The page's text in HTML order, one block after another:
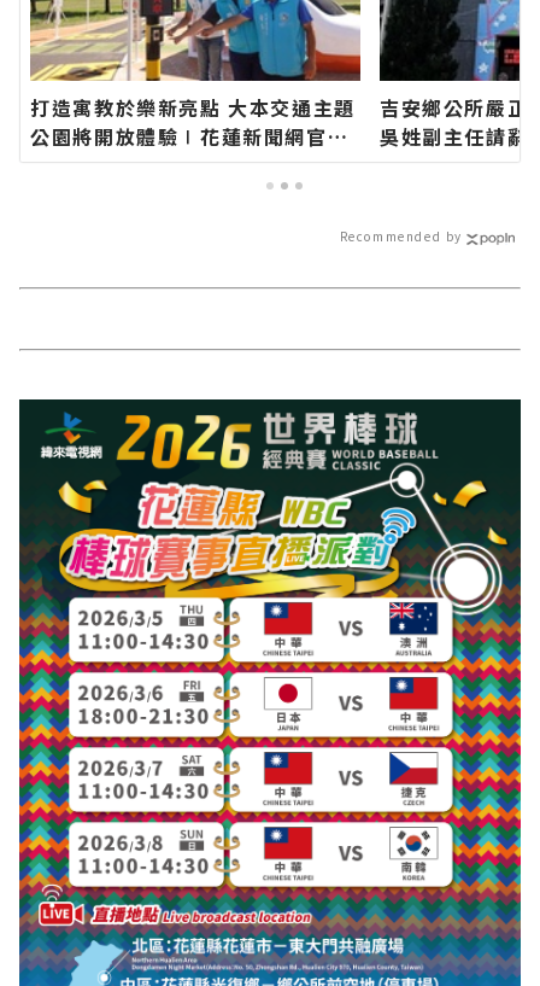
打造寓教於樂新亮點 大本交通主題
公園將開放體驗∣花蓮新聞網官方
網站各類新聞－最快速的今日新聞
吉安鄉公所嚴
吳姓副主任請
官方網站各類新
Recommended by